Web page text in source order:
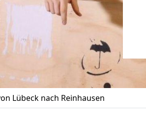
Lübeck nach Reinhausen